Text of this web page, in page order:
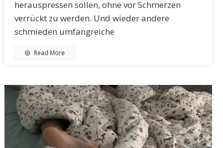
herauspressen sollen, ohne vor Schmerzen
verrückt zu werden. Und wieder andere
schmieden umfangreiche
Read More